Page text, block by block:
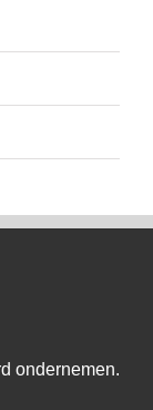
ondernemen.